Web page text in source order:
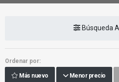
Búsqueda
Ordenar por:
Más nuevo Menor precio